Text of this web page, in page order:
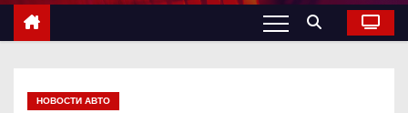
НОВОСТИ АВТО